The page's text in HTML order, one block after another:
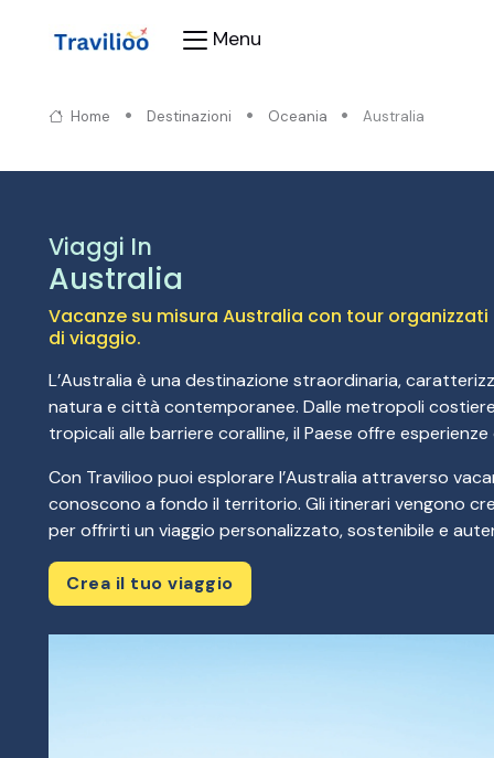
Menu
Home Destinazioni Oceania Australia
Viaggi In
Australia
Vacanze su misura Australia con tour
di viaggio.
L’Australia è una destinazione straordinaria,
natura e città contemporanee. Dalle metropoli
tropicali alle barriere coralline, il Paese offre
Con Travilioo puoi esplorare l’Australia attraverso
conoscono a fondo il territorio. Gli itinerari vengono
per offrirti un viaggio personalizzato, sostenibile e
Crea il tuo viaggio